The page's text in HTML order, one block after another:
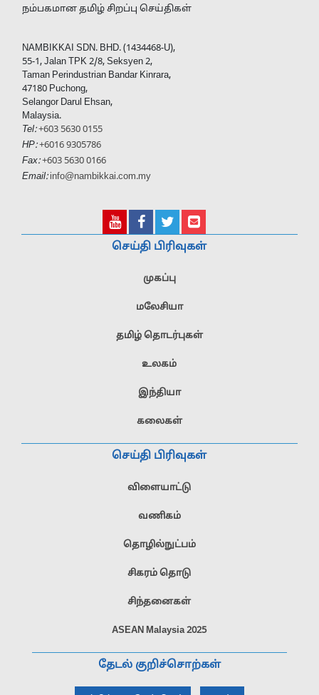
நம்பகமான தமிழ் சிறப்பு செய்திகள்
NAMBIKKAI SDN. BHD. (1434468-U),
55-1, Jalan TPK 2/8, Seksyen 2,
Taman Perindustrian Bandar Kinrara,
47180 Puchong,
Selangor Darul Ehsan,
Malaysia.
Tel:+603 5630 0155
HP:+6016 9305786
Fax: +603 5630 0166
Email: info@nambikkai.com.my
செய்தி பிரிவுகள்
முகப்பு
மலேசியா
தமிழ் தொடர்புகள்
உலகம்
இந்தியா
கலைகள்
செய்தி பிரிவுகள்
விளையாட்டு
வணிகம்
தொழில்நுட்பம்
சிகரம் தொடு
சிந்தனைகள்
ASEAN Malaysia 2025
தேடல் குறிச்சொற்கள்